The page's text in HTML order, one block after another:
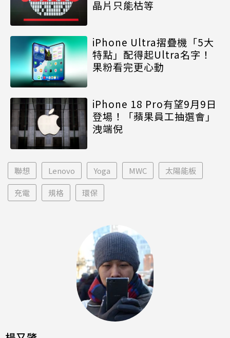
晶片只能枯等
iPhone Ultra摺疊機「5大
特點」配得起Ultra名字！
果粉看完更心動
iPhone 18 Pro有望9月9日
登場！「蘋果員工抽選會」
洩端倪
聯想 Lenovo Yoga MWC 太陽能板
充電 規格 環保